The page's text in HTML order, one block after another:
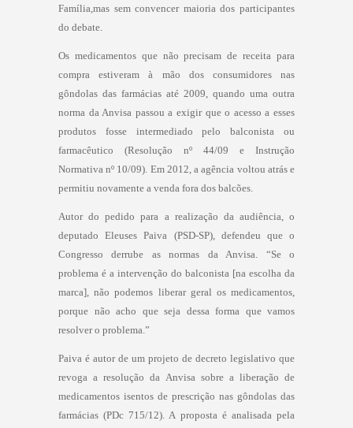
Família,mas sem convencer maioria dos participantes
do debate.
Os medicamentos que não precisam de receita para
compra estiveram à mão dos consumidores nas
gôndolas das farmácias até 2009, quando uma outra
norma da Anvisa passou a exigir que o acesso a esses
produtos fosse intermediado pelo balconista ou
farmacêutico (Resolução nº 44/09 e Instrução
Normativa nº 10/09). Em 2012, a agência voltou atrás e
permitiu novamente a venda fora dos balcões.
Autor do pedido para a realização da audiência, o
deputado Eleuses Paiva (PSD-SP), defendeu que o
Congresso derrube as normas da Anvisa. “Se o
problema é a intervenção do balconista [na escolha da
marca], não podemos liberar geral os medicamentos,
porque não acho que seja dessa forma que vamos
resolver o problema.”
Paiva é autor de um projeto de decreto legislativo que
revoga a resolução da Anvisa sobre a liberação de
medicamentos isentos de prescrição nas gôndolas das
farmácias (PDc 715/12). A proposta é analisada pela